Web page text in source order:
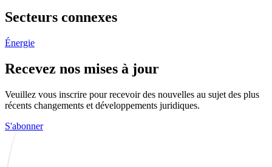
Secteurs connexes
Énergie
Recevez nos mises à jour
Veuillez vous inscrire pour recevoir des nouvelles au sujet des plus
récents changements et développements juridiques.
S'abonner